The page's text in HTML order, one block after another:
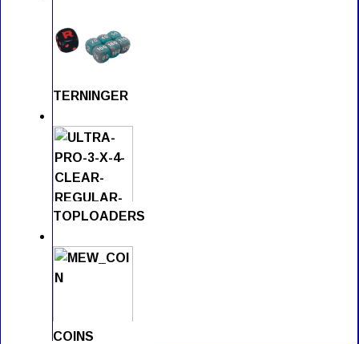
TERNINGER
TOPLOADERS
COINS